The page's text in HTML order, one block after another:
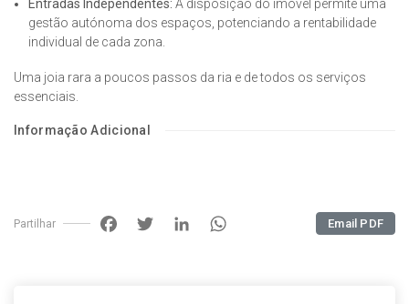
Entradas Independentes: A disposição do imóvel permite uma
gestão autónoma dos espaços, potenciando a rentabilidade
individual de cada zona.
Uma joia rara a poucos passos da ria e de todos os serviços
essenciais.
Informação Adicional
PartilharFacebook
Twitter
LinkedIn
WhatsApp Email PDF